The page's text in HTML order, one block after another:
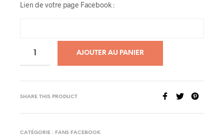
Lien de votre page Facebook :
AJOUTER AU PANIER
SHARE THIS PRODUCT
CATÉGORIE : FANS FACEBOOK